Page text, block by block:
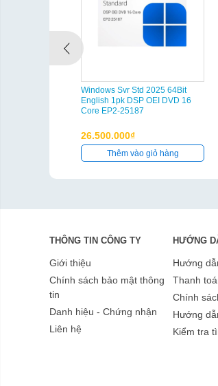
Windows Svr Std 2025 64Bit
English 1pk DSP OEI DVD 16
Core EP2-25187
26.500.000₫
Thêm vào giỏ hàng
THÔNG TIN CÔNG TY
Giới thiệu
Chính sách bảo mật thông
tin
Danh hiệu - Chứng nhận
Liên hệ
HƯỚNG
Hướng
Thanh
Chính
Hướng
Kiểm tra